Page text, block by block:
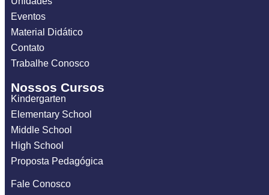
Eventos
Material Didático
Contato
Trabalhe Conosco
Nossos Cursos
Kindergarten
Elementary School
Middle School
High School
Proposta Pedagógica
Fale Conosco